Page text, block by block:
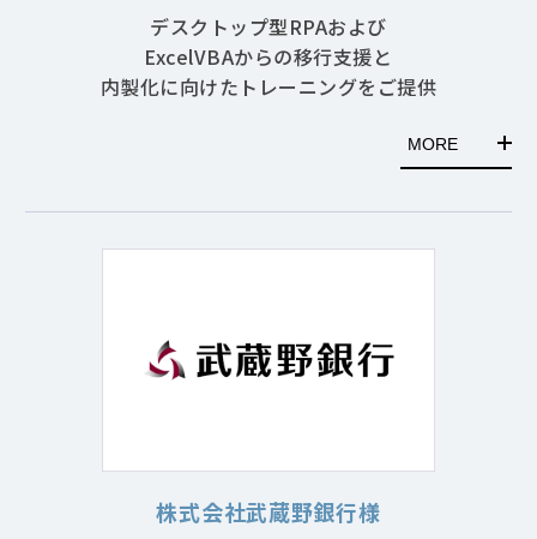
デスクトップ型RPAおよび
ExcelVBAからの移行支援と
内製化に向けたトレーニングをご提供
MORE
株式会社武蔵野銀行様